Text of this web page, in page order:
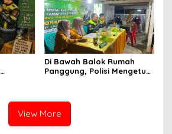
Di Bawah Balok Rumah
Panggung, Polisi Mengetuk
View More